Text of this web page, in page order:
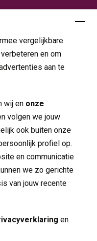
vergelijkbare
en om
aan te
wij en onze
volgen we jouw
ook buiten onze
profiel op.
en communicatie
we zo gerichte
van jouw recente
en